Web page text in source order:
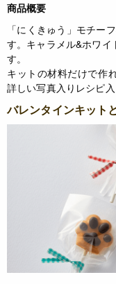
商品概要
「にくきゅう」モチー
す。キャラメル&ホワイ
す。
キットの材料だけで作
詳しい写真入りレシピ入
バレンタインキット